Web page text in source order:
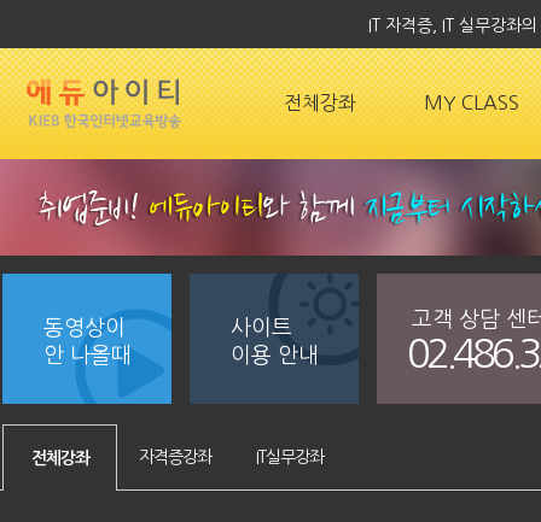
IT 자격증, IT 실무강좌
전체강좌 MY CLASS
동영상이
안 나올때
사이트
이용 안내
고객 상담 센
전체강좌 자격증강좌 IT실무강좌